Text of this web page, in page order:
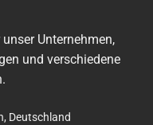
Unternehmen,
und verschiedene
Deutschland